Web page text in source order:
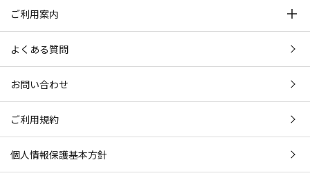
ご利用案内
よくある質問
お問い合わせ
ご利用規約
個人情報保護基本方針